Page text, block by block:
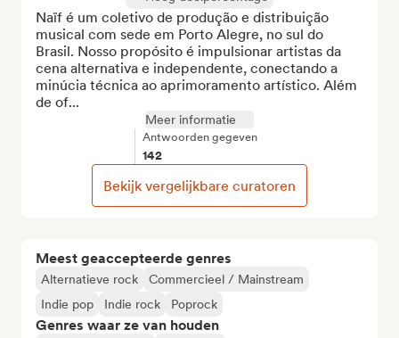
Meest geaccepteerde genres
Alternatieve rock
Commercieel / Mainstream
Indie pop
Indie rock Poprock
Genres waar ze van houden
Naïf é um coletivo de produção e distribuição
musical com sede em Porto Alegre, no sul do
Brasil. Nosso propósito é impulsionar artistas da
cena alternativa e independente, conectando a
minúcia técnica ao aprimoramento artístico. Além
de of...
Meer informatie
Antwoorden gegeven
142
Bekijk vergelijkbare curatoren